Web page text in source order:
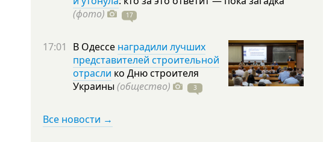
(фото)
17
17:01 В Одессе наградили лучших
представителей строительной
отрасли ко Дню строителя
Украины (общество) 3
Все новости →